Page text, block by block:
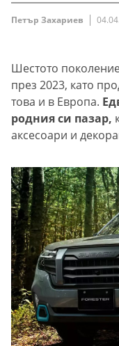
Петър Захариев
Шестото
през 2023, като
това и в Европа.
родния си пазар,
аксесоари и